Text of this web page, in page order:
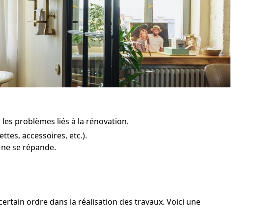
problèmes liés à la rénovation.
accessoires, etc.).
se répande.
ordre dans la réalisation des travaux. Voici une